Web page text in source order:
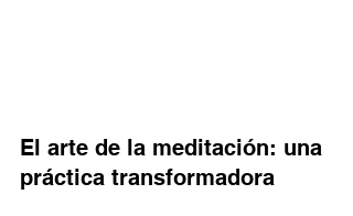
El arte de la meditación: una
práctica transformadora